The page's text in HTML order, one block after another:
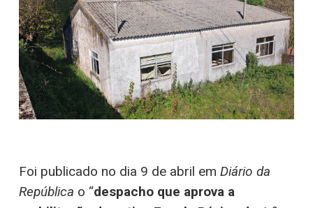
Foi publicado no dia 9 de abril em Diário da
República o “despacho que aprova a